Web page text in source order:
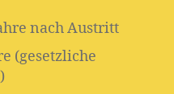
nach Austritt
(gesetzliche